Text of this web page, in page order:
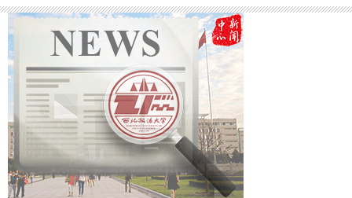
挥各自优势，为国家对外开放高质量发展提供坚实的司法服务
与智力支撑。 范九利对陕西西咸新区人民法院长期以来给予
学校发展的支持表示感谢。他表示，习近平总书记高度重视涉
外法治建设，学校将积极落实国家关于加强涉外法治建设的部
署要求，推动理论研究与司法实践深度融合，通过双方合作共
同打造区域涉外法治建设的品牌，为服务国家对外开放大局贡
献力量。 董刚和范九利代表双方正式签署《涉外法治战略合
作框架协议》。 签约仪式前，范九利一行参观了陕西西咸新
区人民法院涉外法治E中心，涉外多元解纷中心等平台，详细
中大国。近年来，学校深度参与中拉人权圆桌会、中巴法律研
讨会等对话机制，与巴西法治同仁结下深厚友谊。他指出，
在“携手构建更公正世界和更可持续星球的中巴命运共同体”背
景下，开展此次法治文明互鉴对话正当其时。希望双方围绕课
程共建、人员互访、科研协同和资源共享等方面，构建起常态
化、深层次的交流合作机制，共同探寻法治现代化的本土智慧
与全球共识，为构建中巴命运共同体贡献更大法治合力。 玛
丽亚·伊丽莎白·罗沙对我校的热情接待表示感谢。她表示，巴
中两国法律体系各具特色，加强司法教育合作与法律体系互